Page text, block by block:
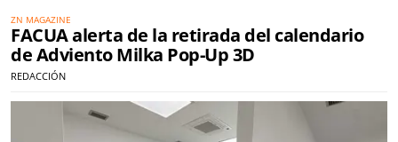
ZN MAGAZINE
FACUA alerta de la retirada del calendario
de Adviento Milka Pop-Up 3D
REDACCIÓN